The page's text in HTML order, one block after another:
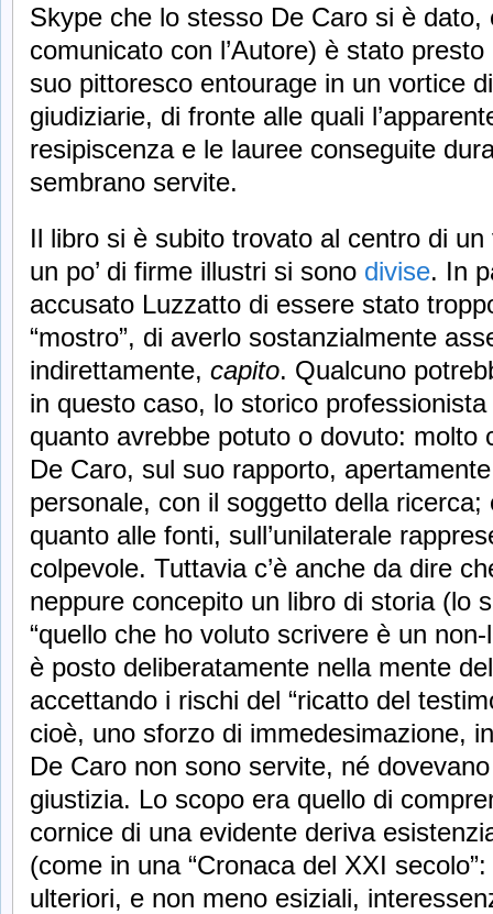
Skype che lo stesso De Caro si è
comunicato con l’Autore) è stato
suo pittoresco entourage in un vortice
giudiziarie, di fronte alle quali
resipiscenza e le lauree conseguite
sembrano servite.
Il libro si è subito trovato al centro di
un po’ di firme illustri si sono divise. In
accusato Luzzatto di essere stato
“mostro”, di averlo sostanzialmente
indirettamente, capito. Qualcuno
in questo caso, lo storico
quanto avrebbe potuto o dovuto: molto
De Caro, sul suo rapporto,
personale, con il soggetto della
quanto alle fonti, sull’unilaterale
colpevole. Tuttavia c’è anche da dire
neppure concepito un libro di storia (lo
“quello che ho voluto scrivere è un
è posto deliberatamente nella mente
accettando i rischi del “ricatto del
cioè, uno sforzo di immedesimazione,
De Caro non sono servite, né
giustizia. Lo scopo era quello di
cornice di una evidente deriva
(come in una “Cronaca del XXI
ulteriori, e non meno esiziali,